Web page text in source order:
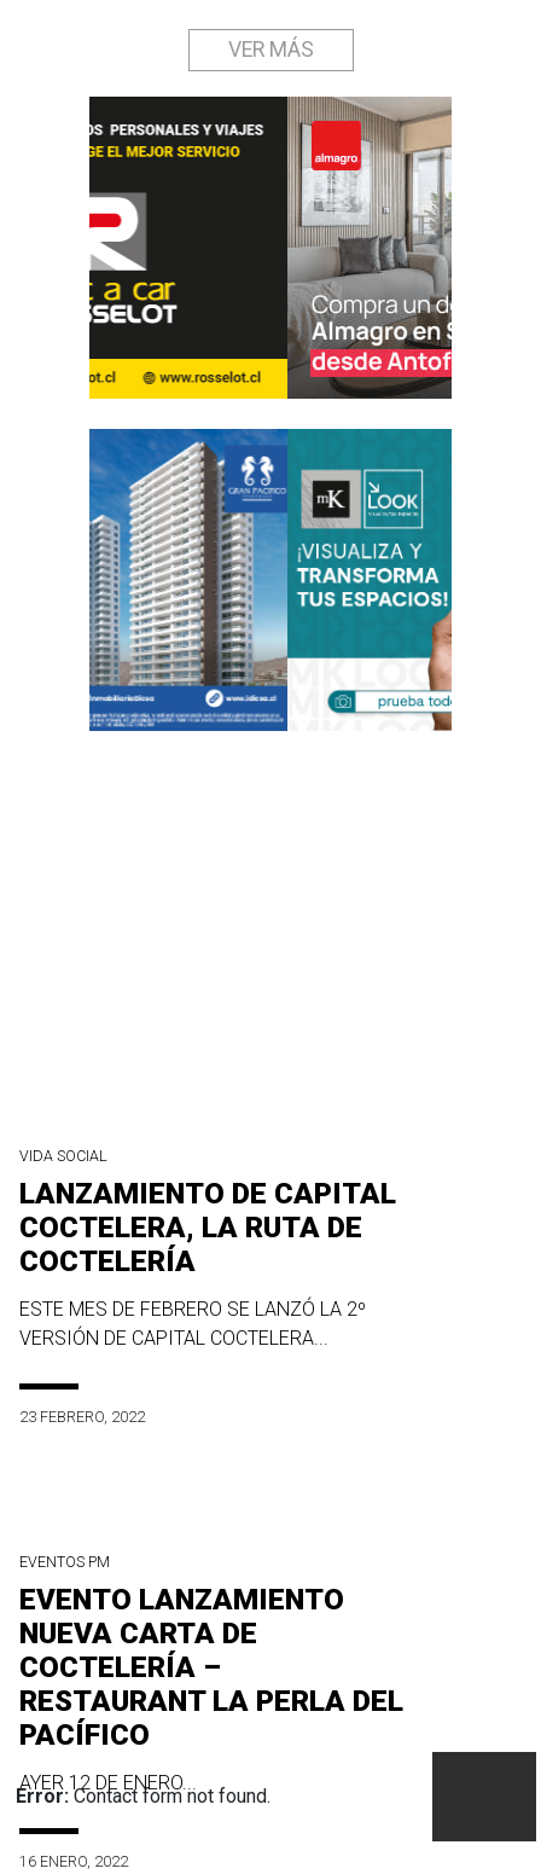
VER MÁS
VIDA SOCIAL
LANZAMIENTO DE CAPITAL
COCTELERA, LA RUTA DE
COCTELERÍA
ESTE MES DE FEBRERO SE LANZÓ LA 2º
VERSIÓN DE CAPITAL COCTELERA...
23 FEBRERO, 2022
EVENTOS PM
EVENTO LANZAMIENTO
NUEVA CARTA DE
COCTELERÍA –
RESTAURANT LA PERLA DEL
PACÍFICO
AYER 12 DE ENERO...
16 ENERO, 2022
Error:Contact form not found.